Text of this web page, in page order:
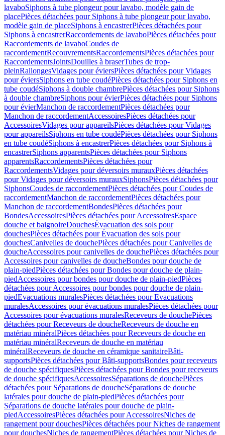
lavaboSiphons à tube plongeur pour lavabo, modèle gain de
placePièces détachées pour Siphons à tube plongeur pour lavabo,
modèle gain de placeSiphons à encastrerPièces détachées pour
Siphons à encastrerRaccordements de lavaboPièces détachées pour
Raccordements de lavaboCoudes de
raccordementRecouvrementsRaccordementsPièces détachées pour
RaccordementsJointsDouilles à braserTubes de trop-
pleinRallongesVidages pour éviersPièces détachées pour Vidages
pour éviersSiphons en tube coudéPièces détachées pour Siphons en
tube coudéSiphons à double chambrePièces détachées pour Siphons
à double chambreSiphons pour évierPièces détachées pour Siphons
pour évierManchon de raccordementPièces détachées pour
Manchon de raccordementAccessoiresPièces détachées pour
AccessoiresVidages pour appareilsPièces détachées pour Vidages
pour appareilsSiphons en tube coudéPièces détachées pour Siphons
en tube coudéSiphons à encastrerPièces détachées pour Siphons à
encastrerSiphons apparentsPièces détachées pour Siphons
apparentsRaccordementsPièces détachées pour
RaccordementsVidages pour déversoirs murauxPièces détachées
pour Vidages pour déversoirs murauxSiphonsPièces détachées pour
SiphonsCoudes de raccordementPièces détachées pour Coudes de
raccordementManchon de raccordementPièces détachées pour
Manchon de raccordementBondesPièces détachées pour
BondesAccessoiresPièces détachées pour AccessoiresEspace
douche et baignoireDouchesÉvacuation des sols pour
douchesPièces détachées pour Évacuation des sols pour
douchesCanivelles de douchePièces détachées pour Canivelles de
doucheAccessoires pour canivelles de douchePièces détachées pour
Accessoires pour canivelles de doucheBondes pour douche de
plain-piedPièces détachées pour Bondes pour douche de plain-
piedAccessoires pour bondes pour douche de plain-piedPièces
détachées pour Accessoires pour bondes pour douche de plain-
piedEvacuations muralesPièces détachées pour Evacuations
muralesAccessoires pour évacuations muralesPièces détachées pour
Accessoires pour évacuations muralesReceveurs de douchePièces
détachées pour Receveurs de doucheReceveurs de douche en
matériau minéralPièces détachées pour Receveurs de douche en
matériau minéralReceveurs de douche en matériau
minéralReceveurs de douche en céramique sanitaireBâti-
supportsPièces détachées pour Bâti-supportsBondes pour receveurs
de douche spécifiquesPièces détachées pour Bondes pour receveurs
de douche spécifiquesAccessoiresSéparations de douchePièces
détachées pour Séparations de doucheSéparations de douche
latérales pour douche de plain-piedPièces détachées pour
Séparations de douche latérales pour douche de plain-
piedAccessoiresPièces détachées pour AccessoiresNiches de
rangement pour douchesPièces détachées pour Niches de rangement
pour douchesNiches de rangementPièces détachées pour Niches de